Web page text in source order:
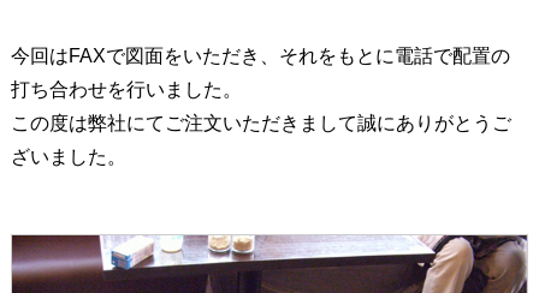
今回はFAXで図面をいただき、それをもとに電話で配置の
打ち合わせを行いました。
この度は弊社にてご注文いただきまして誠にありがとうご
ざいました。